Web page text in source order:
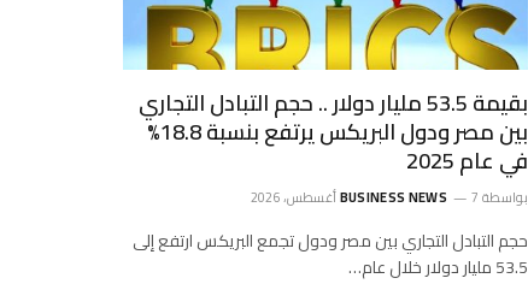
بقيمة 53.5 مليار دولار .. حجم التبادل التجاري
بين مصر ودول البريكس يرتفع بنسبة 18.8%
في عام 2025
بواسطة BUSINESS NEWS 7 أغسطس، 2026
حجم التبادل التجاري بين مصر ودول تجمع البريكس ارتفع إلى
53.5 مليار دولار خلال عام…